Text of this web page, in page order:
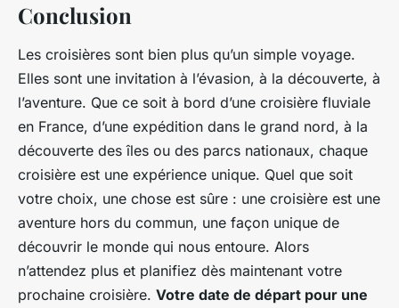
Conclusion
Les croisières sont bien plus qu’un simple voyage.
Elles sont une invitation à l’évasion, à la découverte, à
l’aventure. Que ce soit à bord d’une croisière fluviale
en France, d’une expédition dans le grand nord, à la
découverte des îles ou des parcs nationaux, chaque
croisière est une expérience unique. Quel que soit
votre choix, une chose est sûre : une croisière est une
aventure hors du commun, une façon unique de
découvrir le monde qui nous entoure. Alors
n’attendez plus et planifiez dès maintenant votre
prochaine croisière. Votre date de départ pour une